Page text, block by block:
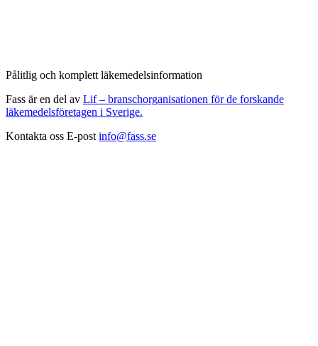
Pålitlig och komplett läkemedelsinformation
Fass är en del av Lif – branschorganisationen för de forskande
läkemedelsföretagen i Sverige.
Kontakta oss E-post info@fass.se